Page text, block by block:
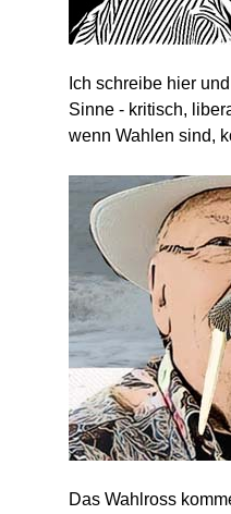
Ich schreibe hier
Sinne - kritisch,
wenn Wahlen sind,
Das Wahlross